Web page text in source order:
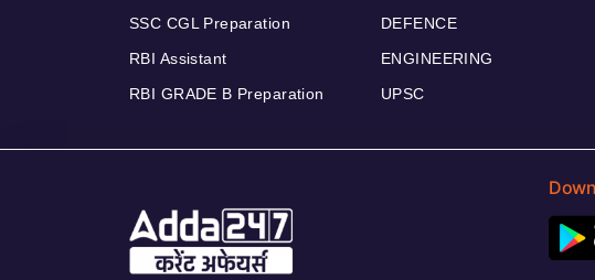
SSC CGL Preparation
RBI Assistant
RBI GRADE B Preparation
DEFENCE
ENGINEERING
UPSC